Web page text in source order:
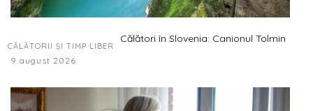
CĂLĂTORII ȘI TIMP LIBER
Călători în Slovenia: Canionul Tolmin
9 august 2026